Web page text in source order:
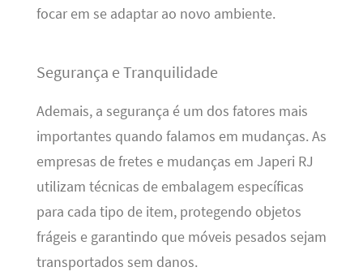
focar em se adaptar ao novo ambiente.
Segurança e Tranquilidade
Ademais, a segurança é um dos fatores mais
importantes quando falamos em mudanças. As
empresas de fretes e mudanças em Japeri RJ
utilizam técnicas de embalagem específicas
para cada tipo de item, protegendo objetos
frágeis e garantindo que móveis pesados sejam
transportados sem danos.